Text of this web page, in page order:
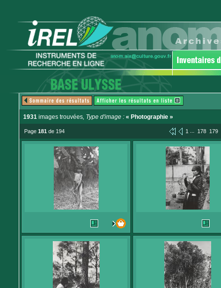
1931 images trouvées, Type d'image : « Photographie »
Page 181 de 194 1 ... 178 179